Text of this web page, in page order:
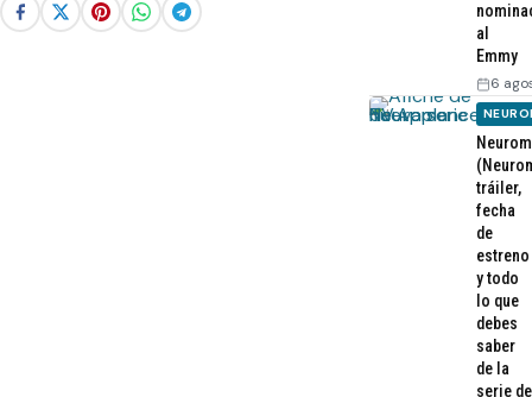
al
Emmy
6
tráiler,
fecha
de
estreno
y todo
lo que
debes
saber
de la
serie de